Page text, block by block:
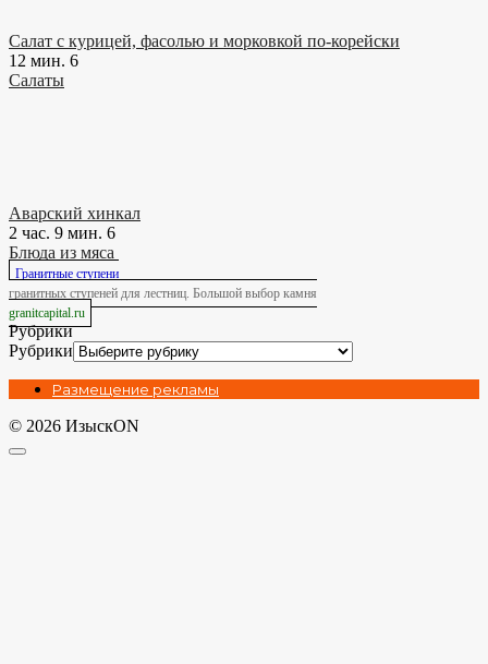
Салат с курицей, фасолью и морковкой по-корейски
12 мин. 6
Салаты
Аварский хинкал
2 час. 9 мин. 6
Блюда из мяса
Гранитные ступени
гранитных ступеней для лестниц. Большой выбор камня
granitcapital.ru
Рубрики
Рубрики
Размещение рекламы
© 2026 ИзыскON